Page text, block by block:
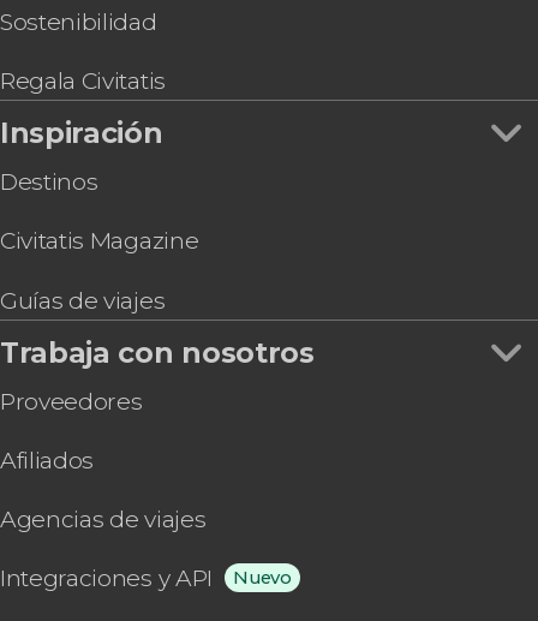
Sostenibilidad
Regala Civitatis
Inspiración
Destinos
Civitatis Magazine
Guías de viajes
Trabaja con nosotros
Proveedores
Afiliados
Agencias de viajes
Integraciones y API Nuevo